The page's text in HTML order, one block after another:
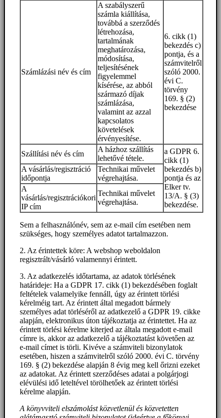
Számlázási név és cím
A szabályszerű
számla kiállítása,
továbbá a szerződés
létrehozása,
tartalmának
meghatározása,
módosítása,
teljesítésének
figyelemmel
kísérése, az abból
származó díjak
számlázása,
valamint az azzal
kapcsolatos
követelések
érvényesítése.
6. cikk (1)
bekezdés c)
pontja, és a
számvitelről
szóló 2000.
évi C.
törvény
169. § (2)
bekezdése
Szállítási név és cím
A házhoz szállítás
lehetővé tétele.
a GDPR 6.
cikk (1)
bekezdés b)
pontja és az
Elker tv.
13/A. § (3)
bekezdése.
A vásárlás/regisztráció
időpontja
Technikai művelet
végrehajtása.
A
vásárlás/regisztrációkori
IP cím
Technikai művelet
végrehajtása.
Sem a felhasználónév, sem az e-mail cím esetében nem
szükséges, hogy személyes adatot tartalmazzon.
2. Az érintettek köre: A webshop weboldalon
regisztrált/vásárló valamennyi érintett.
3. Az adatkezelés időtartama, az adatok törlésének
határideje: Ha a GDPR 17. cikk (1) bekezdésében foglalt
feltételek valamelyike fennáll, úgy az érintett törlési
kérelméig tart. Az érintett által megadott bármely
személyes adat törléséről az adatkezelő a GDPR 19. cikke
alapján, elektronikus úton tájékoztatja az érintettet. Ha az
érintett törlési kérelme kiterjed az általa megadott e-mail
címre is, akkor az adatkezelő a tájékoztatást követően az
e-mail címet is törli. Kivéve a számviteli bizonylatok
esetében, hiszen a számvitelről szóló 2000. évi C. törvény
169. § (2) bekezdése alapján 8 évig meg kell őrizni ezeket
az adatokat. Az érintett szerződéses adatai a polgárjogi
elévülési idő leteltével törölhetőek az érintett törlési
kérelme alapján.
A könyvviteli elszámolást közvetlenül és közvetetten